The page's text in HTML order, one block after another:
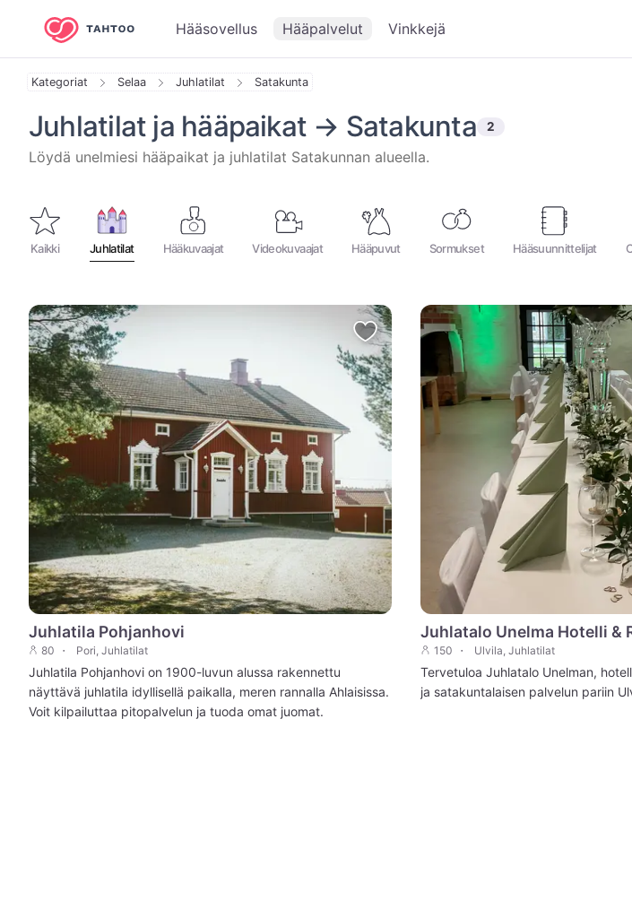
Hääsovellus Hääpalvelut Vinkkejä
Kategoriat Selaa Juhlatilat Satakunta
Juhlatilat ja hääpaikat Satakunta 2
hakutulosta
⁨Löydä unelmiesi hääpaikat ja juhlatilat ⁨Satakunnan⁩ alueella.⁩
Kaikki Juhlatilat Hääkuvaajat Videokuvaajat Hääpuvut Sormukset Hääsuunnittelijat
Juhlatila Pohjanhovi
80 Pori, Juhlatilat
Juhlatila Pohjanhovi on 1900-luvun alussa rakennettu
näyttävä juhlatila idyllisellä paikalla, meren rannalla Ahlaisissa.
Voit kilpailuttaa pitopalvelun ja tuoda omat juomat.
Juhlatalo Unelma Hotelli &
150 Ulvila, Juhlatilat
Tervetuloa Juhlatalo Unelman,
ja satakuntalaisen palvelun pariin